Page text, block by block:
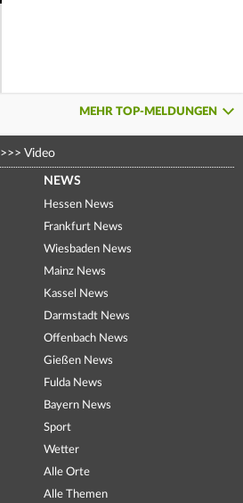
MEHR TOP-MELDUNGEN
>>> Video
NEWS
Hessen News
Frankfurt News
Wiesbaden News
Mainz News
Kassel News
Darmstadt News
Offenbach News
Gießen News
Fulda News
Bayern News
Sport
Wetter
Alle Orte
Alle Themen